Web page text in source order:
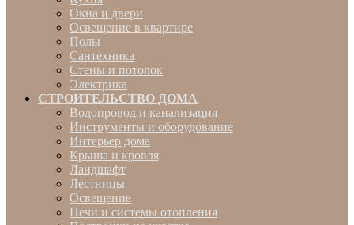
Окна и двери
Освещение в квартире
Полы
Сантехника
Стены и потолок
Электрика
СТРОИТЕЛЬСТВО ДОМА
Водопровод и канализация
Инструменты и оборудование
Интерьер дома
Крыша и кровля
Ландшафт
Лестницы
Освещение
Печи и системы отопления